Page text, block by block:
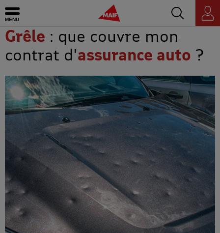
Ouvrir le menu MAIF - Allez à l'accueil de maif.fr
Accédez au
Espace
personnel
Grêle : que couvre mon
contrat d'assurance auto ?